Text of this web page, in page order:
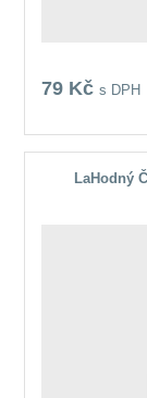
79 Kčs DPH
LaHodný